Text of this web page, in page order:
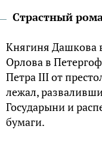
Страстный
Княгиня Дашкова
Орлова в
Петра ІІІ от
лежал,
Государыни и
бумаги.